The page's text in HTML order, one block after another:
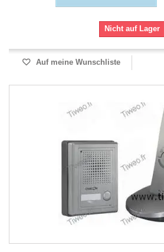
Nicht auf Lager
Auf meine Wunschliste